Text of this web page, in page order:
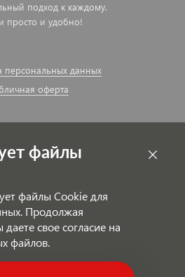
подход к каждому.
просто и удобно!
персональных данных
оферта
файлы
файлы Cookie для
Продолжая
свое согласие на
файлов.